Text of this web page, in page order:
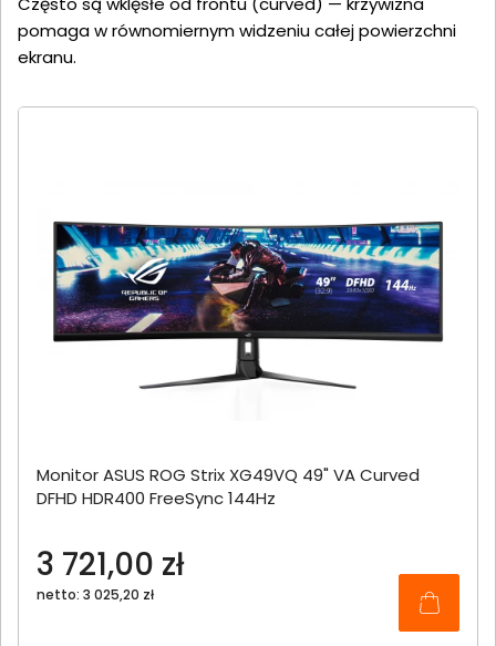
pomaga w równomiernym widzeniu całej powierzchni
ekranu.
Monitor ASUS ROG Strix XG49VQ 49" VA Curved
DFHD HDR400 FreeSync 144Hz
3 721,00 zł
netto: 3 025,20 zł